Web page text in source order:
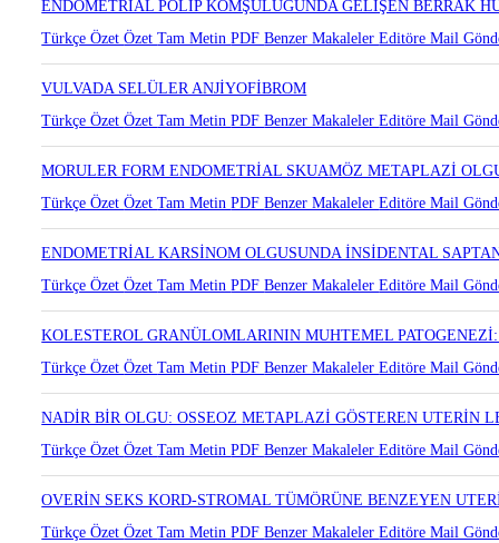
Türkçe ÖzetÖzetTam MetinPDFBenzer MakalelerEditöre Mail
ENDOMETRİAL POLİP KOMŞULUĞUNDA GELİŞEN BERRAK
Türkçe ÖzetÖzetTam MetinPDFBenzer Makaleler
VULVADA SELÜLER ANJİYOFİBROM
Türkçe ÖzetÖzetTam MetinPDFBenzer MakalelerEditöre Mail
MORULER FORM ENDOMETRİAL SKUAMÖZ METAPLAZİ
Türkçe ÖzetÖzetTam MetinPDFBenzer MakalelerEditöre Mail
ENDOMETRİAL KARSİNOM OLGUSUNDA İNSİDENTAL
Türkçe ÖzetÖzetTam MetinPDFBenzer MakalelerEditöre Mail
KOLESTEROL GRANÜLOMLARININ MUHTEMEL
Türkçe ÖzetÖzetTam MetinPDFBenzer MakalelerEditöre Mail
NADİR BİR OLGU: OSSEOZ METAPLAZİ GÖSTEREN UTERİN
Türkçe ÖzetÖzetTam MetinPDFBenzer MakalelerEditöre Mail